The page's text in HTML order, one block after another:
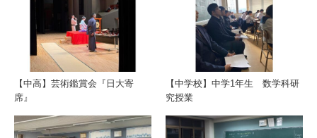
【中高】芸術鑑賞会『日大寄
席』
【中学校】中学1年生 数学科研
究授業